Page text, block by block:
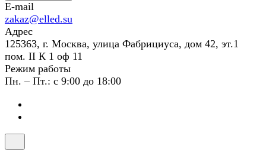
E-mail
zakaz@elled.su
Адрес
125363, г. Москва, улица Фабрициуса, дом 42, эт.1
пом. II К 1 оф 11
Режим работы
Пн. – Пт.: с 9:00 до 18:00